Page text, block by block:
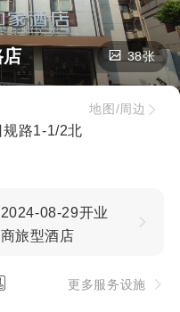
店 38张
路1-1/2北
地图/周边
2024-08-29开业
商旅型酒店
更多服务设施